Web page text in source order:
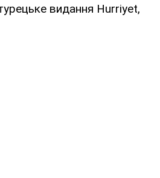
видання Hurriyet,